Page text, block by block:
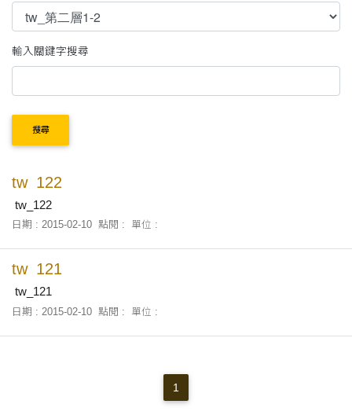
輸入關鍵字搜尋
搜尋
tw_122
tw_122
日期 : 2015-02-10 點閱 : 單位 :
tw_121
tw_121
日期 : 2015-02-10 點閱 : 單位 :
1